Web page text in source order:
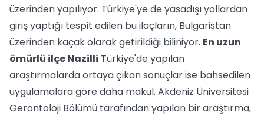
üzerinden yapılıyor. Türkiye'ye de yasadışı yollardan
giriş yaptığı tespit edilen bu ilaçların, Bulgaristan
üzerinden kaçak olarak getirildiği biliniyor. En uzun
ömürlü ilçe Nazilli Türkiye'de yapılan
araştırmalarda ortaya çıkan sonuçlar ise bahsedilen
uygulamalara göre daha makul. Akdeniz Üniversitesi
Gerontoloji Bölümü tarafından yapılan bir araştırma,